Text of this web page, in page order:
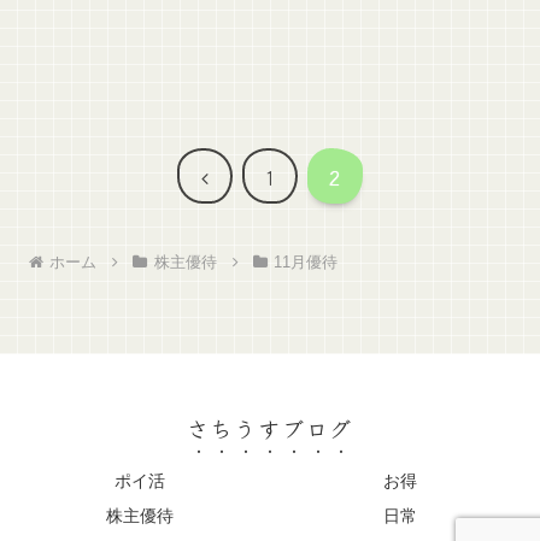
前
1 2
ホーム 株主優待 11月優待
さちうすブログ
ポイ活
お得
株主優待
日常